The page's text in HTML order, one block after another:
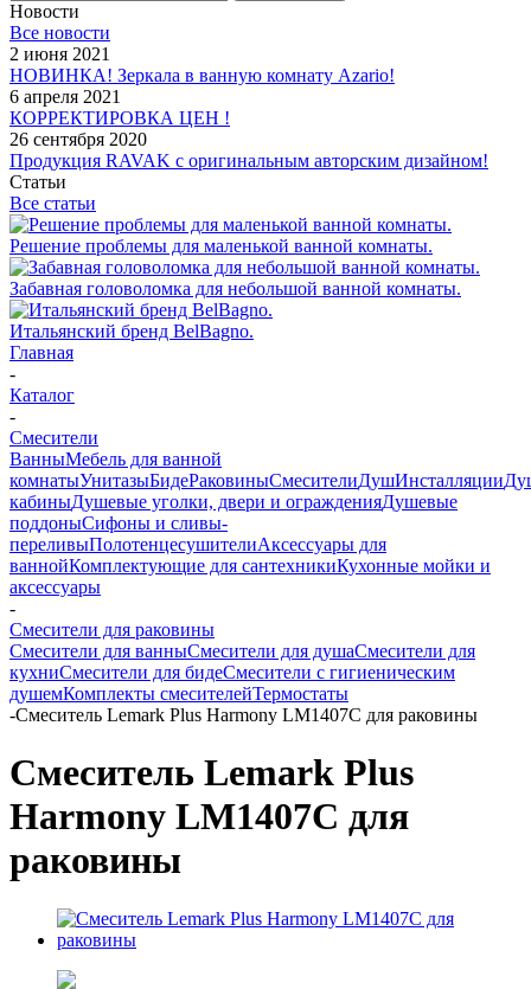
Новости
Все новости
2 июня 2021
НОВИНКА! Зеркала в ванную комнату Azario!
6 апреля 2021
КОРРЕКТИРОВКА ЦЕН !
26 сентября 2020
Продукция RAVAK с оригинальным авторским дизайном!
Статьи
Все статьи
Решение проблемы для маленькой ванной комнаты.
Забавная головоломка для небольшой ванной комнаты.
Итальянский бренд BelBagno.
Главная
-
Каталог
-
Смесители
ВанныМебель для ванной
комнатыУнитазыБидеРаковиныСмесителиДушИнсталляции
кабиныДушевые уголки, двери и огражденияДушевые
поддоныСифоны и сливы-
переливыПолотенцесушителиАксессуары для
ваннойКомплектующие для сантехникиКухонные мойки и
аксессуары
-
Смесители для раковины
Смесители для ванныСмесители для душаСмесители для
кухниСмесители для бидеСмесители с гигиеническим
душемКомплекты смесителейТермостаты
-Смеситель Lemark Plus Harmony LM1407C для раковины
Смеситель Lemark Plus
Harmony LM1407C для
раковины